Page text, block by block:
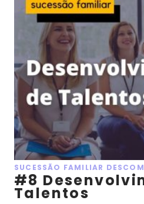
SUCESSÃO FAMILIAR
#8
Talentos